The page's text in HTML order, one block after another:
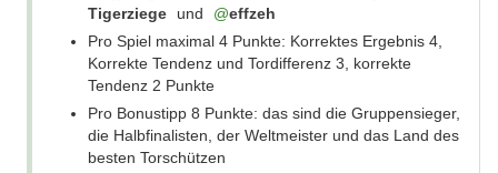
können am Ende wie immer wählen wie viel
sie für die o.g. sozialen Projekte von ihrem
Gewinn geben möchten und wie viel sie
ausgezahlt bekommen möchten
Die Auszahlung erfolgt bis Anfang August
Tigerziege
und
effzeh
Pro Spiel maximal 4 Punkte: Korrektes Ergebnis 4,
Korrekte Tendenz und Tordifferenz 3, korrekte
Tendenz 2 Punkte
Pro Bonustipp 8 Punkte: das sind die Gruppensieger,
die Halbfinalisten, der Weltmeister und das Land des
besten Torschützen